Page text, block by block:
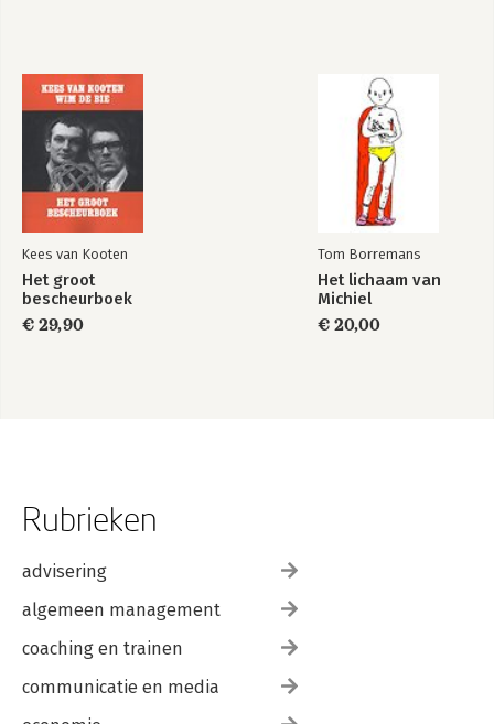
Kees van Kooten
Het groot
bescheurboek
€ 29,90
Tom Borremans
Het lichaam van
Michiel
€ 20,00
Rubrieken
advisering
algemeen management
coaching en trainen
communicatie en media